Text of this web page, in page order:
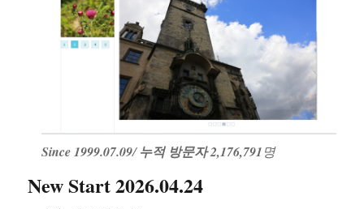
Since 1999.07.09/누적 방문자 2,176,791명
New Start 2026.04.24